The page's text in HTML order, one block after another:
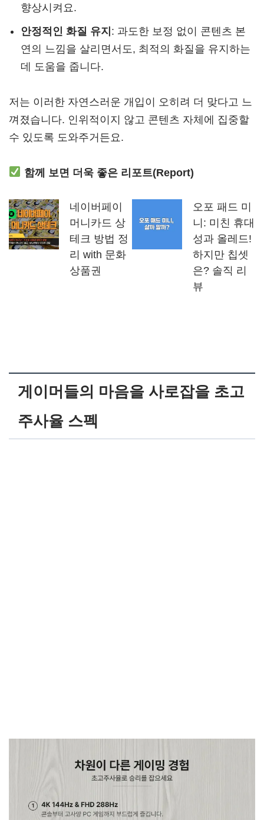
향상시켜요.
안정적인 화질 유지 : 과도한 보정 없이 콘텐츠 본
연의 느낌을 살리면서도, 최적의 화질을 유지하는
데 도움을 줍니다.
저는 이러한 자연스러운 개입이 오히려 더 맞다고 느
껴졌습니다. 인위적이지 않고 콘텐츠 자체에 집중할
수 있도록 도와주거든요.
함께 보면 더욱 좋은 리포트(Report)
네이버페이
머니카드 상
테크 방법 정
리 with 문화
상품권
오포 패드 미
니: 미친 휴대
성과 올레드!
하지만 칩셋
은? 솔직 리
뷰
게이머들의 마음을 사로잡을 초고
주사율 스펙